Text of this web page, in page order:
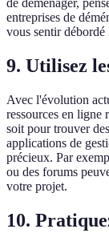
de déménager,
entreprises de
vous sentir
9. Utilisez
Avec l'évolution
ressources en ligne
soit pour trouver
applications de
précieux. Par
ou des forums
votre projet.
10.